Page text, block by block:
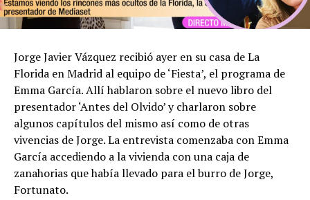
Jorge Javier Vázquez recibió ayer en su casa de La
Florida en Madrid al equipo de ‘Fiesta’, el programa de
Emma García. Allí hablaron sobre el nuevo libro del
presentador ‘Antes del Olvido’ y charlaron sobre
algunos capítulos del mismo así como de otras
vivencias de Jorge. La entrevista comenzaba con Emma
García accediendo a la vivienda con una caja de
zanahorias que había llevado para el burro de Jorge,
Fortunato.